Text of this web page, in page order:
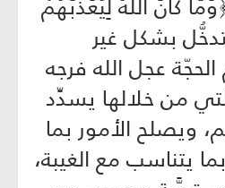
كَانَ اللهُ لِيُعَذِّبَهُمْ
بشكل غير
عجل الله فرجه
من خلالها يسدِّد
ويصلح الأمور بما
يتناسب مع الغيبة،